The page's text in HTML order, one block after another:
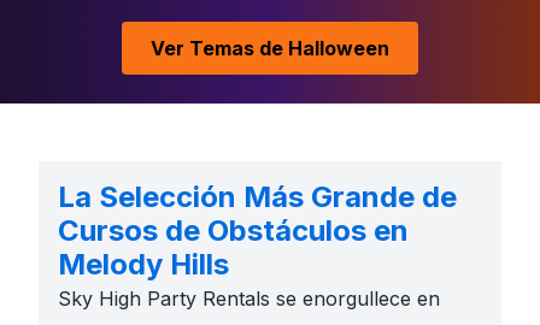
Ver Temas de Halloween
La Selección Más Grande de
Cursos de Obstáculos en
Melody Hills
Sky High Party Rentals se enorgullece en